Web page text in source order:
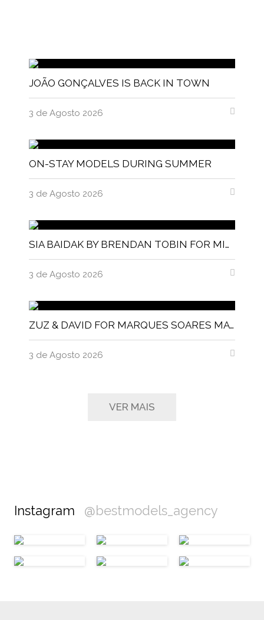
JOÃO GONÇALVES IS BACK IN TOWN
3 de Agosto 2026
ON-STAY MODELS DURING SUMMER
3 de Agosto 2026
SIA BAIDAK BY BRENDAN TOBIN FOR MISC MAGAZINE
3 de Agosto 2026
ZUZ & DAVID FOR MARQUES SOARES MAGNITUDE MAGAZINE
3 de Agosto 2026
VER MAIS
Instagram @bestmodels_agency